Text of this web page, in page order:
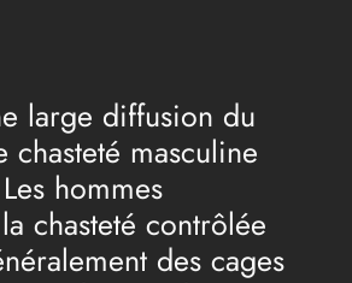
large diffusion du
chasteté masculine
hommes
chasteté contrôlée
des cages